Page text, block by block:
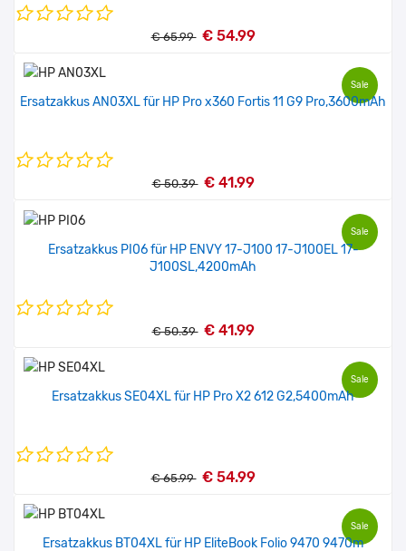
€ 65.99 € 54.99
Sale
Ersatzakkus AN03XL für HP Pro x360 Fortis 11 G9 Pro,3600mAh
€ 50.39 € 41.99
Sale
Ersatzakkus PI06 für HP ENVY 17-J100 17-J100EL 17-
J100SL,4200mAh
€ 50.39 € 41.99
Sale
Ersatzakkus SE04XL für HP Pro X2 612 G2,5400mAh
€ 65.99 € 54.99
Sale
Ersatzakkus BT04XL für HP EliteBook Folio 9470 9470m